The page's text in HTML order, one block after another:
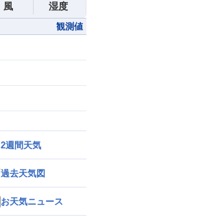
風 湿度
観測値
2週間天気
過去天気図
お天気ニュース